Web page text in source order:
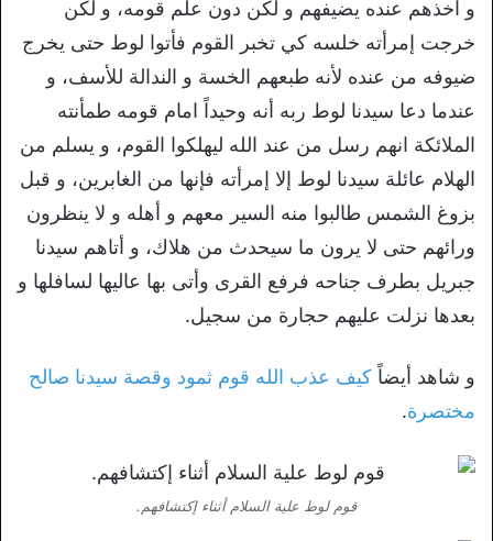
و أخذهم عنده يضيفهم و لكن دون علم قومه، و لكن
خرجت إمرأته خلسه كي تخبر القوم فأتوا لوط حتى يخرج
ضيوفه من عنده لأنه طبعهم الخسة و الندالة للأسف، و
عندما دعا سيدنا لوط ربه أنه وحيداً امام قومه طمأنته
الملائكة انهم رسل من عند الله ليهلكوا القوم، و يسلم من
الهلام عائلة سيدنا لوط إلا إمرأته فإنها من الغابرين، و قبل
بزوغ الشمس طالبوا منه السير معهم و أهله و لا ينظرون
ورائهم حتى لا يرون ما سيحدث من هلاك، و أتاهم سيدنا
جبريل بطرف جناحه فرفع القرى وأتى بها عاليها لسافلها و
بعدها نزلت عليهم حجارة من سجيل.
و شاهد أيضاً كيف عذب الله قوم ثمود وقصة سيدنا صالح
مختصرة.
قوم لوط علية السلام أثناء إكتشافهم.